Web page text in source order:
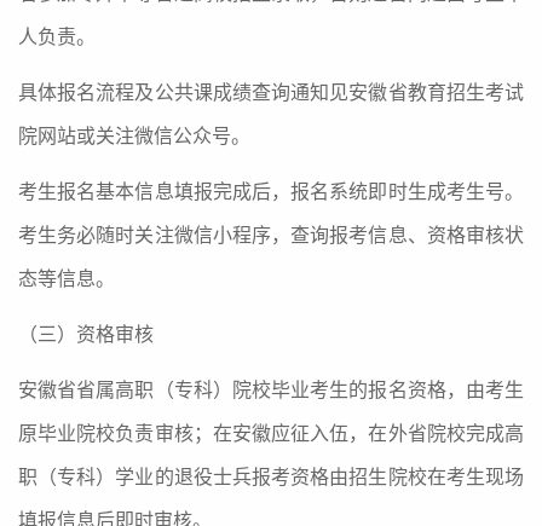
人负责。
具体报名流程及公共课成绩查询通知见安徽省教育招生考试
院网站或关注微信公众号。
考生报名基本信息填报完成后，报名系统即时生成考生号。
考生务必随时关注微信小程序，查询报考信息、资格审核状
态等信息。
（三）资格审核
安徽省省属高职（专科）院校毕业考生的报名资格，由考生
原毕业院校负责审核；在安徽应征入伍，在外省院校完成高
职（专科）学业的退役士兵报考资格由招生院校在考生现场
填报信息后即时审核。